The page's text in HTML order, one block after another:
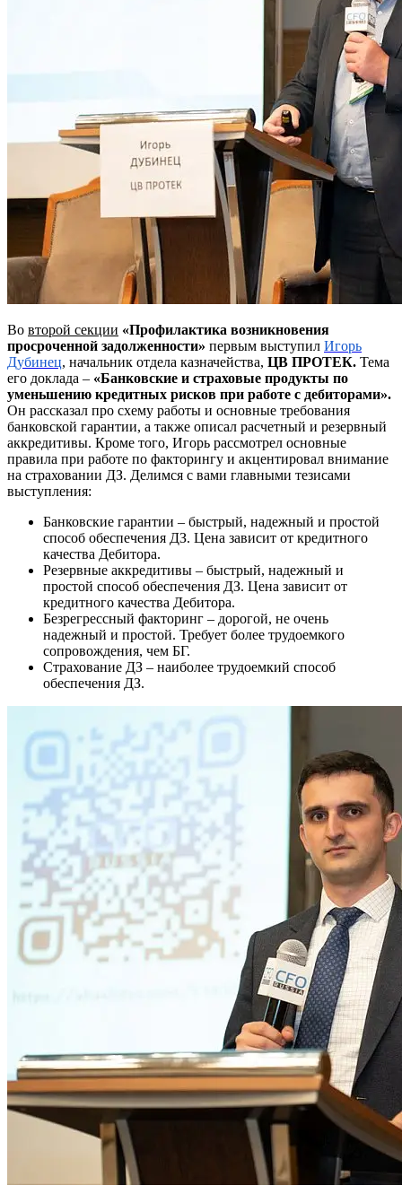
Во второй секции «Профилактика возникновения
просроченной задолженности» первым выступил Игорь
Дубинец, начальник отдела казначейства, ЦВ ПРОТЕК. Тема
его доклада – «Банковские и страховые продукты по
уменьшению кредитных рисков при работе с дебиторами».
Он рассказал про схему работы и основные требования
банковской гарантии, а также описал расчетный и резервный
аккредитивы. Кроме того, Игорь рассмотрел основные
правила при работе по факторингу и акцентировал внимание
на страховании ДЗ. Делимся с вами главными тезисами
выступления:
Банковские гарантии – быстрый, надежный и простой
способ обеспечения ДЗ. Цена зависит от кредитного
качества Дебитора.
Резервные аккредитивы – быстрый, надежный и
простой способ обеспечения ДЗ. Цена зависит от
кредитного качества Дебитора.
Безрегрессный факторинг – дорогой, не очень
надежный и простой. Требует более трудоемкого
сопровождения, чем БГ.
Страхование ДЗ – наиболее трудоемкий способ
обеспечения ДЗ.